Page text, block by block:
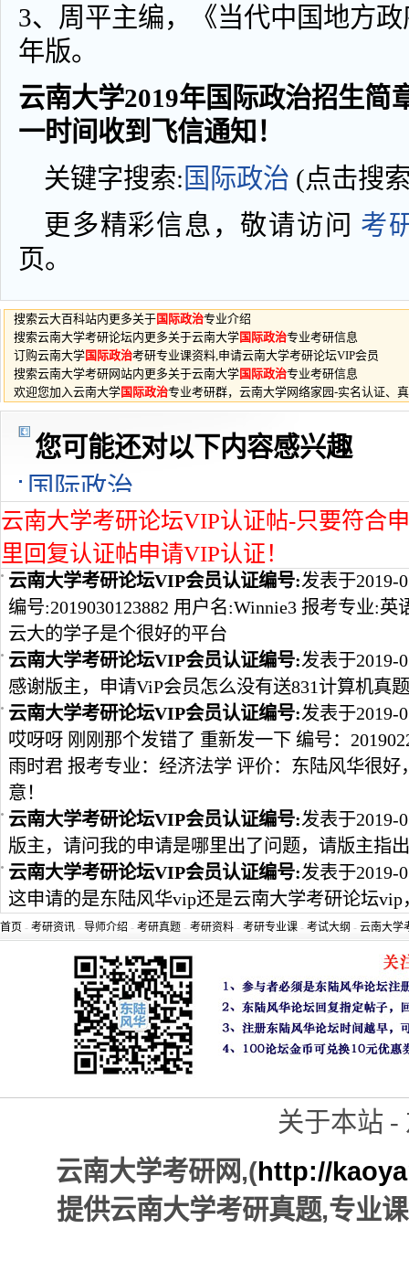
3、周平主编，《当代中国地方
年版。
云南大学2019年国际政治招生简
一时间收到飞信通知！
关键字搜索: 国际政治 (点击搜
更多精彩信息，敬请访问 考
页。
搜索云大百科站内更多关于国际政治专业介绍
搜索云南大学考研论坛内更多关于云南大学国际政治专业考研信息
订购云南大学国际政治考研专业课资料,申请云南大学考研论坛VIP会员
搜索云南大学考研网站内更多关于云南大学国际政治专业考研信息
欢迎您加入云南大学国际政治专业考研群，云南大学网络家园-实名认证、
您可能还对以下内容感兴趣
国际政治
云南大学考研论坛VIP认证帖-只要符合
里回复认证帖申请VIP认证！
云南大学考研论坛VIP会员认证编号:发表于2019-
编号:2019030123882 用户名:Winnie3 报考专业:
云大的学子是个很好的平台
云南大学考研论坛VIP会员认证编号:发表于2019-
感谢版主，申请ViP会员怎么没有送831计算机真
云南大学考研论坛VIP会员认证编号:发表于2019-
哎呀呀 刚刚那个发错了 重新发一下 编号：
雨时君 报考专业：经济法学 评价：东陆风华很
意！
云南大学考研论坛VIP会员认证编号:发表于2019-
版主，请问我的申请是哪里出了问题，请版主指
云南大学考研论坛VIP会员认证编号:发表于2019-
这申请的是东陆风华vip还是云南大学考研论坛
首页 - 考研资讯 - 导师介绍 - 考研真题 - 考研资料 - 考研专业课 - 考试大纲 - 云南大学
关于本站 -
云南大学考研网,(http://
提供云南大学考研真题,专业